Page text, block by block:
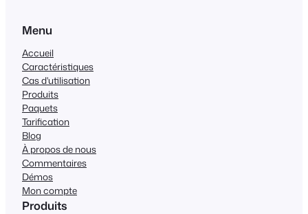
Menu
Accueil
Caractéristiques
Cas d'utilisation
Produits
Paquets
Tarification
Blog
À propos de nous
Commentaires
Démos
Mon compte
Produits